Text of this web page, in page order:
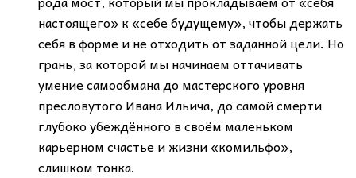
настоящего» к «себе будущему», чтобы держать
себя в форме и не отходить от заданной цели. Но
грань, за которой мы начинаем оттачивать
умение самообмана до мастерского уровня
пресловутого Ивана Ильича, до самой смерти
глубоко убеждённого в своём маленьком
карьерном счастье и жизни «комильфо»,
слишком тонка.